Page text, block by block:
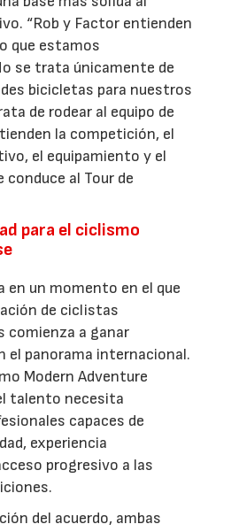
“Rob y Factor entienden
que estamos
se trata únicamente de
bicicletas para nuestros
de rodear al equipo de
la competición, el
el equipamiento y el
conduce al Tour de
para el ciclismo
en un momento en el que
de ciclistas
comienza a ganar
el panorama internacional.
Modern Adventure
talento necesita
capaces de
experiencia
progresivo a las
del acuerdo, ambas